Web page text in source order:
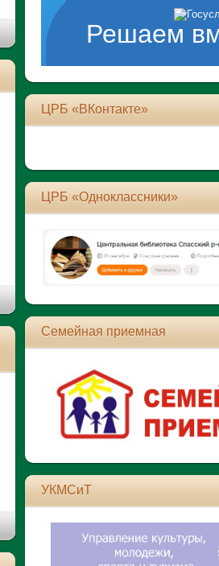
Решаем
проблеме
ЦРБ «ВКонтакте»
ЦРБ «Одноклассники»
Семейная приемная
УКМСиТ